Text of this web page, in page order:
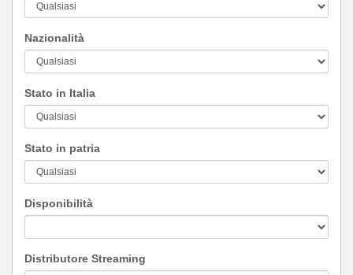
Nazionalità
Stato in Italia
Stato in patria
Disponibilità
Distributore Streaming